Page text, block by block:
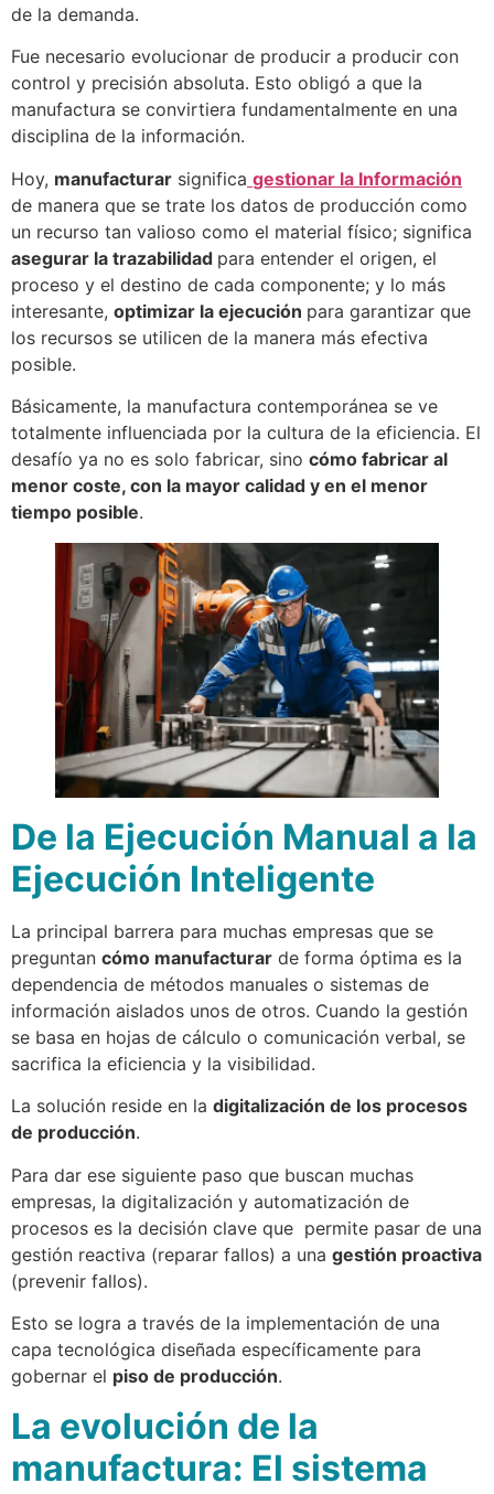
de la demanda.
Fue necesario evolucionar de producir a producir con
control y precisión absoluta. Esto obligó a que la
manufactura se convirtiera fundamentalmente en una
disciplina de la información.
Hoy, manufacturar significa gestionar la Información
de manera que se trate los datos de producción como
un recurso tan valioso como el material físico; significa
asegurar la trazabilidad para entender el origen, el
proceso y el destino de cada componente; y lo más
interesante, optimizar la ejecución para garantizar que
los recursos se utilicen de la manera más efectiva
posible.
Básicamente, la manufactura contemporánea se ve
totalmente influenciada por la cultura de la eficiencia. El
desafío ya no es solo fabricar, sino cómo fabricar al
menor coste, con la mayor calidad y en el menor
tiempo posible.
De la Ejecución Manual a la
Ejecución Inteligente
La principal barrera para muchas empresas que se
preguntan cómo manufacturar de forma óptima es la
dependencia de métodos manuales o sistemas de
información aislados unos de otros. Cuando la gestión
se basa en hojas de cálculo o comunicación verbal, se
sacrifica la eficiencia y la visibilidad.
La solución reside en la digitalización de los procesos
de producción.
Para dar ese siguiente paso que buscan muchas
empresas, la digitalización y automatización de
procesos es la decisión clave que permite pasar de una
gestión reactiva (reparar fallos) a una gestión proactiva
(prevenir fallos).
Esto se logra a través de la implementación de una
capa tecnológica diseñada específicamente para
gobernar el piso de producción.
La evolución de la
manufactura: El sistema